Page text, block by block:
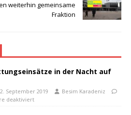
weiterhin gemeinsame
Fraktion
in der Nacht auf
September 2019
Besim Karadeniz
deaktiviert